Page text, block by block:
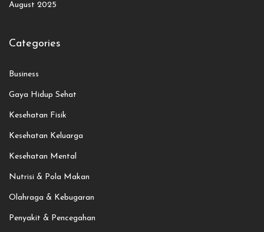
August 2025
Categories
Business
Gaya Hidup Sehat
Kesehatan Fisik
Kesehatan Keluarga
Kesehatan Mental
Nutrisi & Pola Makan
Olahraga & Kebugaran
Penyakit & Pencegahan